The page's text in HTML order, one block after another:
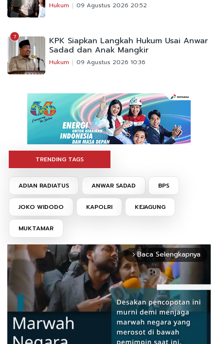
Hukum 09 Agustus 2026 20:52
7 KPK Siapkan Langkah Hukum Usai Anwar
Sadad dan Anak Mangkir
Hukum 09 Agustus 2026 10:36
TRENDING TAGS
ADIAN RADIATUS ANWAR SADAD BPS
JOKO WIDODO KAPOLRI KEJAGUNG
MUKTAMAR
arrow_forward_ios Baca Selengkapnya